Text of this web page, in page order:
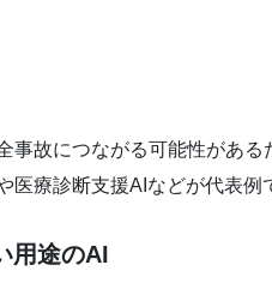
事故につながる可能性があ
医療診断支援AIなどが代表例
用途のAI